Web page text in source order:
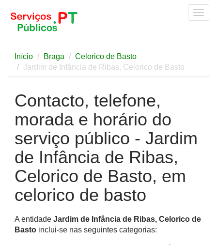
Início Braga
Celorico de Basto
Jardim de Infância de Ribas, Celorico de Basto
Contacto, telefone,
morada e horário do
serviço público - Jardim
de Infância de Ribas,
Celorico de Basto, em
celorico de basto
A entidade Jardim de Infância de Ribas, Celorico de
Basto inclui-se nas seguintes categorias: